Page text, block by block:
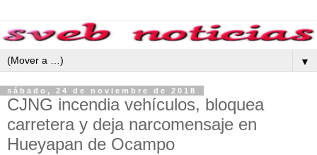
▼
sábado, 24 de noviembre de 2018
CJNG incendia vehículos, bloquea
carretera y deja narcomensaje en
Hueyapan de Ocampo